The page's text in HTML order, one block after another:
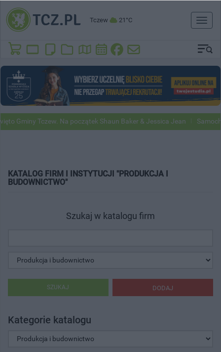
Tczew 21°C
Toggle
Gminy Tczew. Na początek Shaun Baker & Jessica Jean
KATALOG FIRM I INSTYTUCJI "PRODUKCJA I
BUDOWNICTWO"
Szukaj w katalogu firm
DODAJ
SZUKAJ
Kategorie katalogu